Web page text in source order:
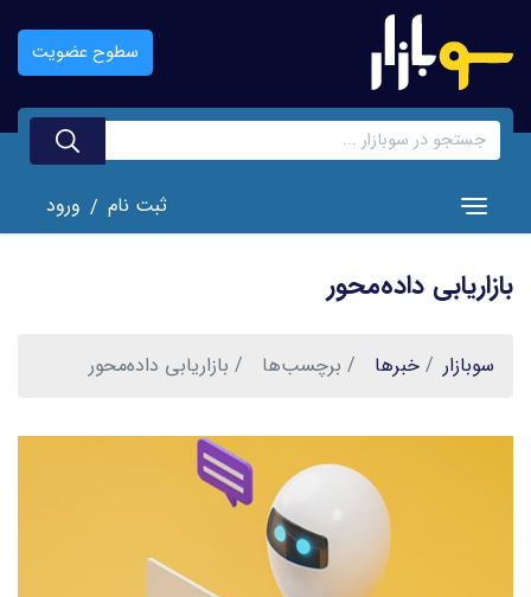
اصلی
سطوح عضویت
Toggle navigation ثبت نام / ورود
بازاریابی داده‌محور
سوبازار خبر‌ها برچسب‌ها بازاریابی داده‌محور